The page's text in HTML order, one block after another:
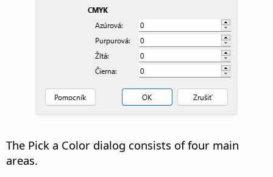
The Pick a Color dialog consists of four main
areas.